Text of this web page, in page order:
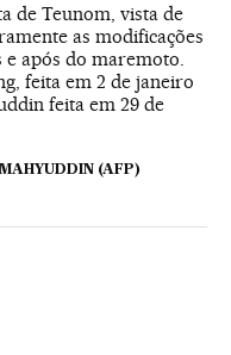
de Teunom, vista de
as modificações
após do maremoto.
feita em 2 de janeiro
feita em 29 de
(AFP)